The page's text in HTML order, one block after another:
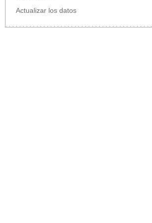
Actualizar los datos